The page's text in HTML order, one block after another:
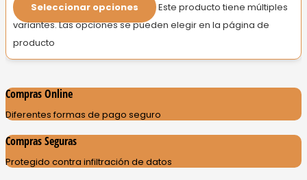
Seleccionar opciones
Este producto tiene múltiples
variantes. Las opciones se pueden elegir en la página de
producto
Compras Online
Diferentes formas de pago seguro
Compras Seguras
Protegido contra infiltración de datos